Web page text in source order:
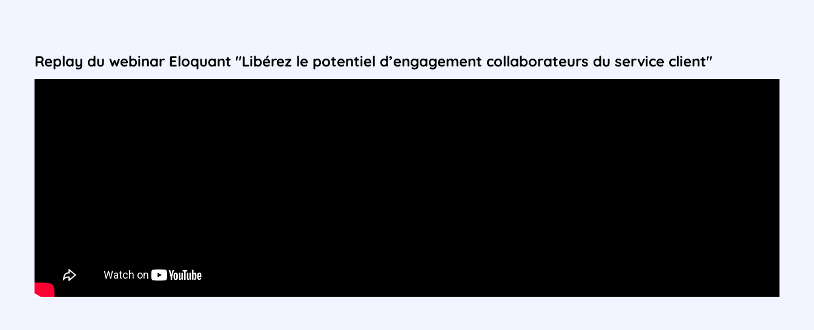
Replay du webinar Eloquant "Libérez le potentiel d’engagement collaborateurs du service client"